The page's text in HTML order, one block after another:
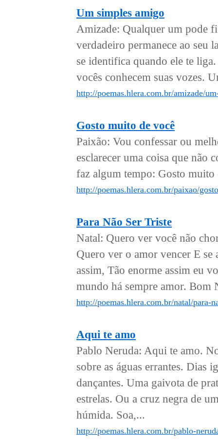
Um simples amigo
Amizade: Qualquer um pode
verdadeiro permanece ao seu
se identifica quando ele te
vocês conhecem suas vozes.
http://poemas.hlera.com.br/amizade/
Gosto muito de você
Paixão: Vou confessar ou
esclarecer uma coisa que não
faz algum tempo: Gosto muito
http://poemas.hlera.com.br/paixao/
Para Não Ser Triste
Natal: Quero ver você não
Quero ver o amor vencer E se
assim, Tão enorme assim eu
mundo há sempre amor. Bom
http://poemas.hlera.com.br/natal/para-
Aqui te amo
Pablo Neruda: Aqui te amo.
sobre as águas errantes. Dias
dançantes. Uma gaivota de
estrelas. Ou a cruz negra de
húmida. Soa,...
http://poemas.hlera.com.br/pablo-